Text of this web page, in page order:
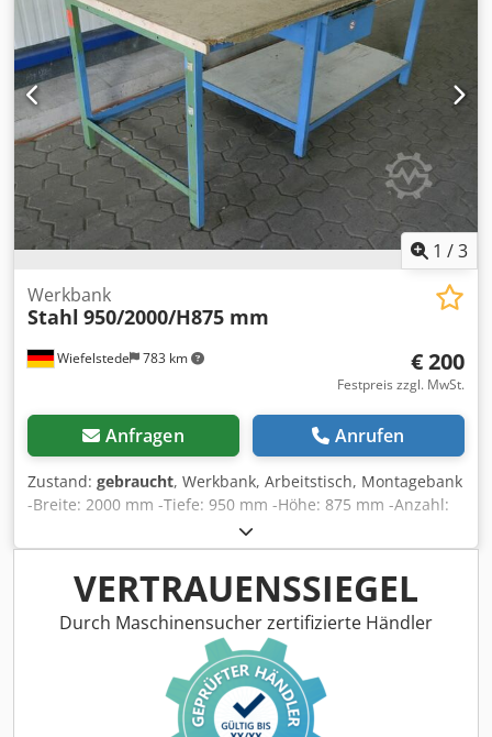
1 /3
Wiefelstede 783 km
Werkbank
Stahl 950/2000/H875 mm
€ 200
Festpreis zzgl. MwSt.
Anfragen Anrufen
Zustand: gebraucht, Werkbank, Arbeitstisch, Montagebank
-Breite: 2000 mm -Tiefe: 950 mm -Höhe: 875 mm -Anzahl:
1x Schubladen -mit Unterstellplatz für einen
Werkzeugwagen Dedpfsb Hfausx Ai Neck -Gewicht: 108 kg
VERTRAUENSSIEGEL
Durch Maschinensucher zertifizierte Händler